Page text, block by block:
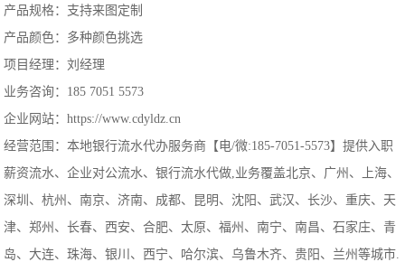
产品规格：支持来图定制
产品颜色：多种颜色挑选
项目经理：刘经理
业务咨询：185 7051 5573
企业网站：https://www.cdyldz.cn
经营范围：本地银行流水代办服务商【电/微:185-7051-5573】提供入职
薪资流水、企业对公流水、银行流水代做,业务覆盖北京、广州、上海、
深圳、杭州、南京、济南、成都、昆明、沈阳、武汉、长沙、重庆、天
津、郑州、长春、西安、合肥、太原、福州、南宁、南昌、石家庄、青
岛、大连、珠海、银川、西宁、哈尔滨、乌鲁木齐、贵阳、兰州等城市.